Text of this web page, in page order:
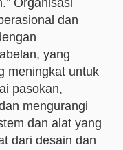
Organisasi
dan
yang
meningkat untuk
pasokan,
mengurangi
dan alat yang
dari desain dan